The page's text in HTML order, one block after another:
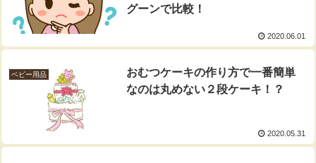
グーンで比較！
2020.06.01
ベビー用品
おむつケーキの作り方で一番簡単
なのは丸めない２段ケーキ！？
2020.05.31